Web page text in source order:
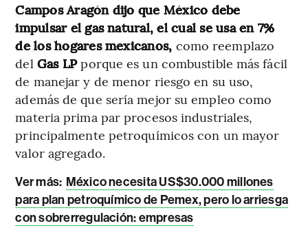
Campos Aragón dijo que México debe
impulsar el gas natural, el cual se usa en 7%
de los hogares mexicanos, como reemplazo
del Gas LPporque es un combustible más fácil
de manejar y de menor riesgo en su uso,
además de que sería mejor su empleo como
materia prima par procesos industriales,
principalmente petroquímicos con un mayor
valor agregado.
Ver más: México necesita US$30.000 millones
para plan petroquímico de Pemex, pero lo arriesga
con sobrerregulación: empresas